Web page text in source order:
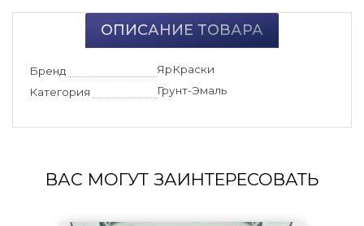
ОПИСАНИЕ ТОВАРА
Бренд
ЯрКраски
Категория
Грунт-Эмаль
ВАС МОГУТ ЗАИНТЕРЕСОВАТЬ